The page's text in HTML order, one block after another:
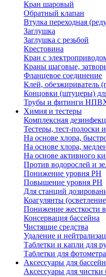
Кран шаровый
Обратный клапан
Втулка переходная
Заглушка
Заглушка с резьбой
Крестовина
Кран с
Краны шаговые,
Фланцевое соединение
Клей, обезжириватель
Концовки (штуцеры)
Трубы и фитинги
Химия и тестеры
Комплексная
Тестеры, тест-полоски
На основе хлора,
На основе хлора,
На основе активного
Против водорослей и
Понижение уровня РН
Повышение уровня РН
Для станций
Коагулянты
Понижение жесткости
Консервация бассейна
Чистящие средства
Удаление и
Таблетки и капли для
Таблетки для фотометра
Аксессуары для
Аксессуары для чистки